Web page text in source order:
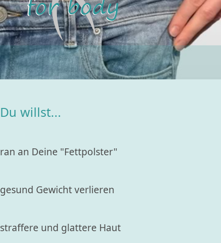
Du willst...
ran an Deine "Fettpolster"
gesund Gewicht verlieren
straffere und glattere Haut